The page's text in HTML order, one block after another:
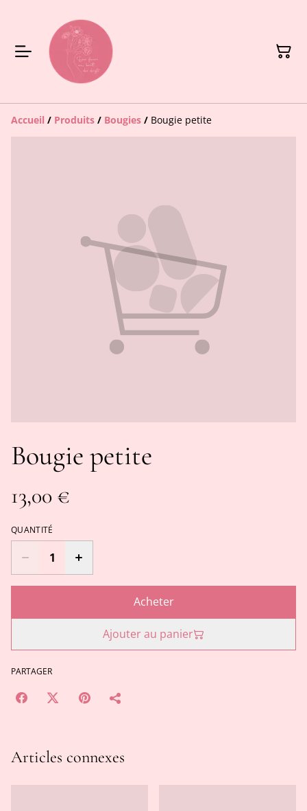
Accueil / Produits / Bougies / Bougie petite
Bougie petite
13,00 €
QUANTITÉ
Acheter
Ajouter au panier
PARTAGER
Articles connexes